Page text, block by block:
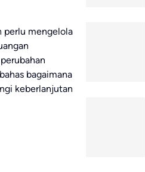
perlu mengelola
bagaimana
keberlanjutan